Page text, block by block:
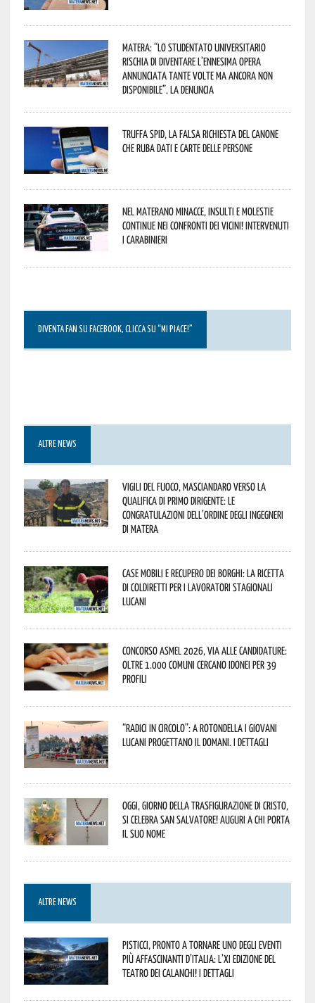
Matera: “Lo studentato universitario
rischia di diventare l’ennesima opera
annunciata tante volte ma ancora non
disponibile”. La denuncia
Truffa Spid, la falsa richiesta del canone
che ruba dati e carte delle persone
Nel materano minacce, insulti e molestie
continue nei confronti dei vicini! Intervenuti
i Carabinieri
DIVENTA FAN SU FACEBOOK, CLICCA SU “MI PIACE!”
ALTRE NEWS
Vigili del Fuoco, Masciandaro verso la
qualifica di Primo Dirigente: le
congratulazioni dell’Ordine degli Ingegneri
di Matera
Case mobili e recupero dei borghi: la ricetta
di Coldiretti per i lavoratori stagionali
lucani
Concorso Asmel 2026, via alle candidature:
oltre 1.000 Comuni cercano idonei per 39
profili
“Radici in Circolo”: a Rotondella i giovani
lucani progettano il domani. I dettagli
Oggi, giorno della Trasfigurazione di Cristo,
si celebra San Salvatore! Auguri a chi porta
il suo nome
ALTRE NEWS
Pisticci, pronto a tornare uno degli eventi
più affascinanti d’Italia: l’XI edizione del
Teatro dei Calanchi! I dettagli